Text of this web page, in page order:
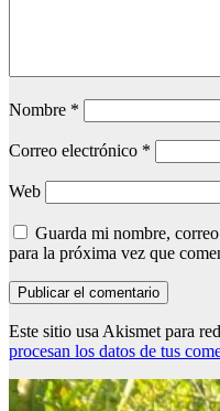
Nombre *
Correo electrónico *
Web
Guarda mi nombre,
para la próxima vez que
Este sitio usa Akismet para
procesan los datos de tus